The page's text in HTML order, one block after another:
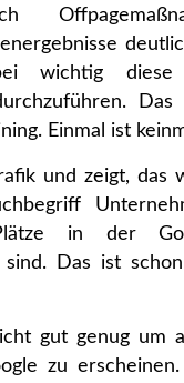
wichtig diese
Einmal ist
und zeigt, das
in der
sind. Das ist
gut genug um
zu